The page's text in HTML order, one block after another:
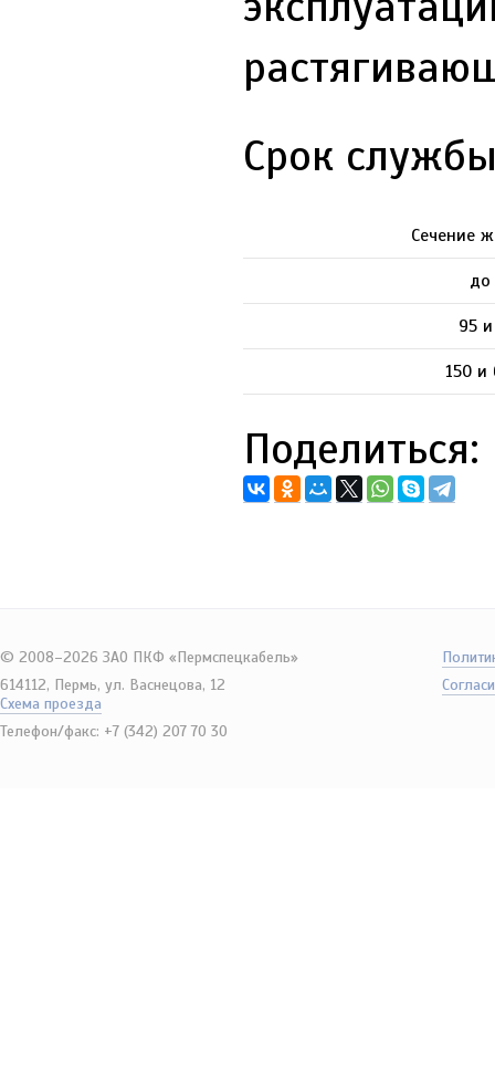
Срок
Сечение
до
95
150 и
Поделиться:
© 2008–2026 ЗАО ПКФ «Пермспецкабель»
614112, Пермь, ул. Васнецова, 12
Схема проезда
Телефон/факс: +7 (342) 207 70 30